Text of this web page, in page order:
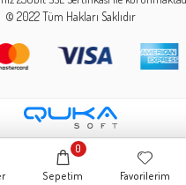
© 2022Tüm Hakları Saklıdır
Sepetim
0
Favorilerim